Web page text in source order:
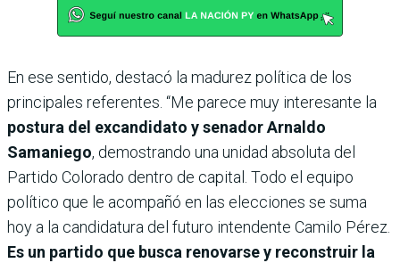
En ese sentido, destacó la madurez política de los
principales referentes. “Me parece muy interesante la
postura del excandidato y senador Arnaldo
Samaniego, demostrando una unidad absoluta del
Partido Colorado dentro de capital. Todo el equipo
político que le acompañó en las elecciones se suma
hoy a la candidatura del futuro intendente Camilo Pérez.
Es un partido que busca renovarse y reconstruir la